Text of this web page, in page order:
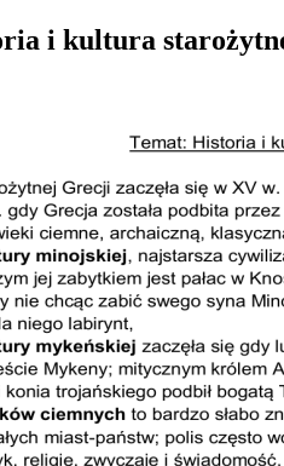
i kultura